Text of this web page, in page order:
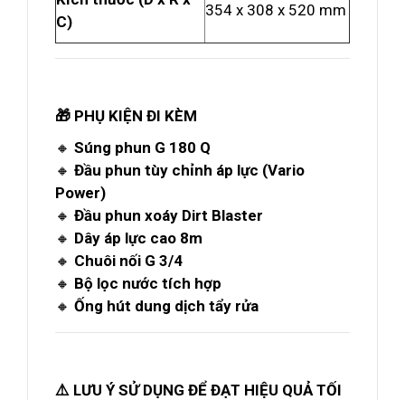
C)
354 x 308 x 520 mm
🎁 PHỤ KIỆN ĐI KÈM
🔸 Súng phun G 180 Q
🔸 Đầu phun tùy chỉnh áp lực (Vario
Power)
🔸 Đầu phun xoáy Dirt Blaster
🔸 Dây áp lực cao 8m
🔸 Chuôi nối G 3/4
🔸 Bộ lọc nước tích hợp
🔸 Ống hút dung dịch tẩy rửa
⚠️ LƯU Ý SỬ DỤNG ĐỂ ĐẠT HIỆU QUẢ TỐI